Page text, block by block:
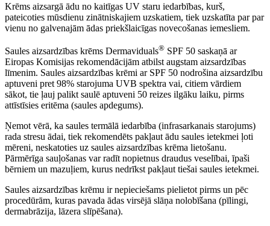
Krēms aizsargā ādu no kaitīgas UV staru iedarbības, kurš,
pateicoties mūsdienu zinātniskajiem uzskatiem, tiek uzskatīta par par
vienu no galvenajām ādas priekšlaicīgas novecošanas iemesliem.
Saules aizsardzības krēms Dermaviduals® SPF 50 saskaņā ar
Eiropas Komisijas rekomendācijām atbilst augstam aizsardzības
līmenim. Saules aizsardzības krēmi ar SPF 50 nodrošina aizsardzību
aptuveni pret 98% starojuma UVB spektra vai, citiem vārdiem
sākot, tie ļauj palikt saulē aptuveni 50 reizes ilgāku laiku, pirms
attīstīsies eritēma (saules apdegums).
Ņemot vērā, ka saules termālā iedarbība (infrasarkanais starojums)
rada stresu ādai, tiek rekomendēts pakļaut ādu saules ietekmei ļoti
mēreni, neskatoties uz saules aizsardzības krēma lietošanu.
Pārmērīga sauļošanas var radīt nopietnus draudus veselībai, īpaši
bērniem un mazuļiem, kurus nedrīkst pakļaut tiešai saules ietekmei.
Saules aizsardzības krēmu ir nepieciešams pielietot pirms un pēc
procedūrām, kuras pavada ādas virsējā slāņa nolobīšana (pīlingi,
dermabrāzija, lāzera slīpēšana).